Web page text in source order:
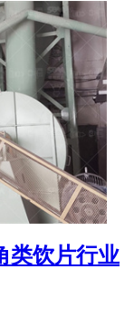
类饮片行业